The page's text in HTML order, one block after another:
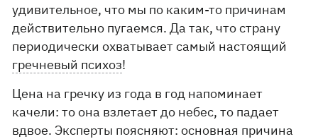
удивительное, что мы по каким-то причинам
действительно пугаемся. Да так, что страну
периодически охватывает самый настоящий
гречневый психоз!
Цена на гречку из года в год напоминает
качели: то она взлетает до небес, то падает
вдвое. Эксперты поясняют: основная причина